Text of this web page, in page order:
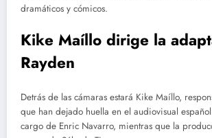
dramáticos y cómicos.
Kike Maíllo dirige la
Rayden
Detrás de las cámaras estará Kike Maíllo,
que han dejado huella en el audiovisual
cargo de Enric Navarro, mientras que la